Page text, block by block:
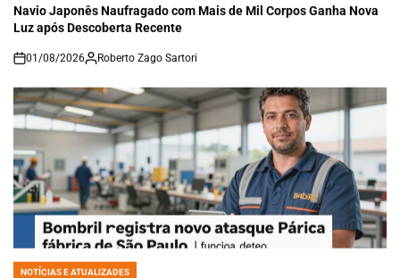
Navio Japonês Naufragado com Mais de Mil Corpos Ganha Nova
Luz após Descoberta Recente
on
01/08/2026 Roberto Zago Sartori
POSTED
NOTÍCIAS E ATUALIZADES